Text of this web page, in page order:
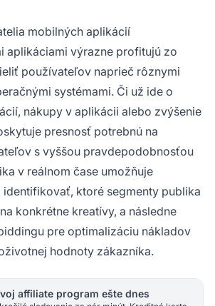
mobilných aplikácií
aplikáciami výrazne profitujú zo
používateľov naprieč rôznymi
systémami. Či už ide o
nákupy v aplikácii alebo zvýšenie
presnosť potrebnú na
s vyššou pravdepodobnosťou
v reálnom čase umožňuje
ktoré segmenty publika
konkrétne kreatívy, a následne
pre optimalizáciu nákladov
hodnoty zákazníka.
affiliate program ešte dnes